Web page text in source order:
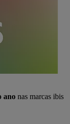
ano nas marcas ibis